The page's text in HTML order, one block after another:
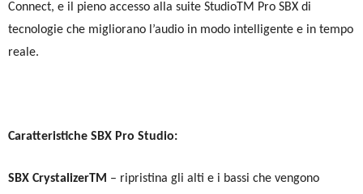
Connect, e il pieno accesso alla suite StudioTM Pro SBX di
tecnologie che migliorano l’audio in modo intelligente e in tempo
reale.
Caratteristiche SBX Pro Studio:
SBX CrystalizerTM – ripristina gli alti e i bassi che vengono